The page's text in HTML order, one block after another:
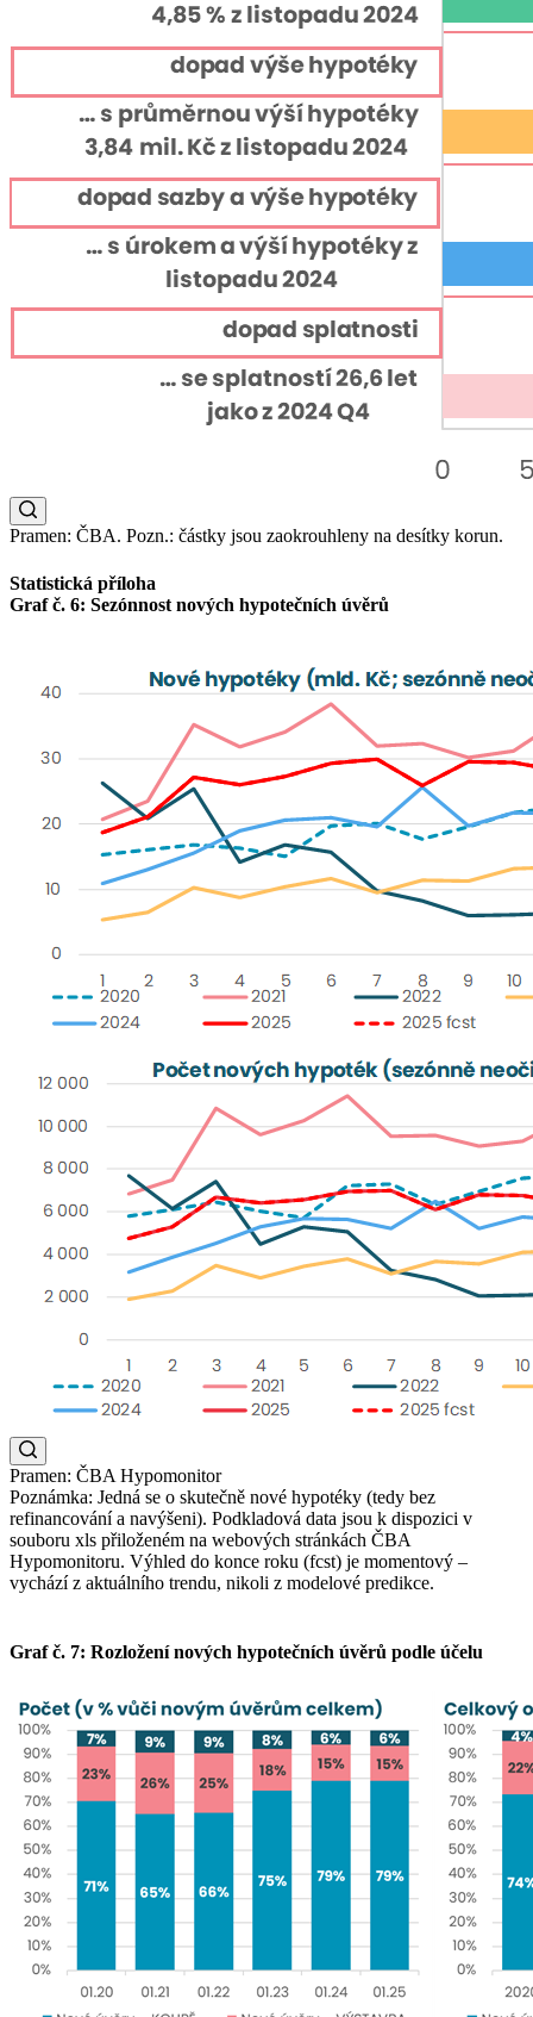
Pramen: ČBA. Pozn.: částky jsou zaokrouhleny na desítky korun.
Statistická příloha
Graf č. 6: Sezónnost nových hypotečních úvěrů
Pramen: ČBA Hypomonitor
Poznámka: Jedná se o skutečně nové hypotéky (tedy bez
refinancování a navýšeni). Podkladová data jsou k dispozici v
souboru xls přiloženém na webových stránkách ČBA
Hypomonitoru. Výhled do konce roku (fcst) je momentový –
vychází z aktuálního trendu, nikoli z modelové predikce.
Graf č. 7: Rozložení nových hypotečních úvěrů podle účelu